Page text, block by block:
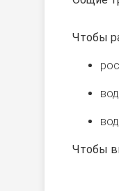
Чтобы
Чтобы